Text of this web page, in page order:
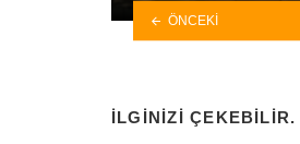
ÖNCEKI
İLGINIZI ÇEKEBILIR.